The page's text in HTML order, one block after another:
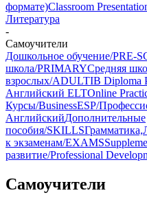
формате)Classroom
Литература
-
Самоучители
Дошкольное обучение/PRE-
школа/PRIMARYСредняя
взрослых/ADULTIB Diploma
Английский ELTOnline
Курсы/BusinessESP/
АнглийскийДополнительные
пособия/SKILLS
к экзаменам/EXAMS
развитие/Professional
Самоучители